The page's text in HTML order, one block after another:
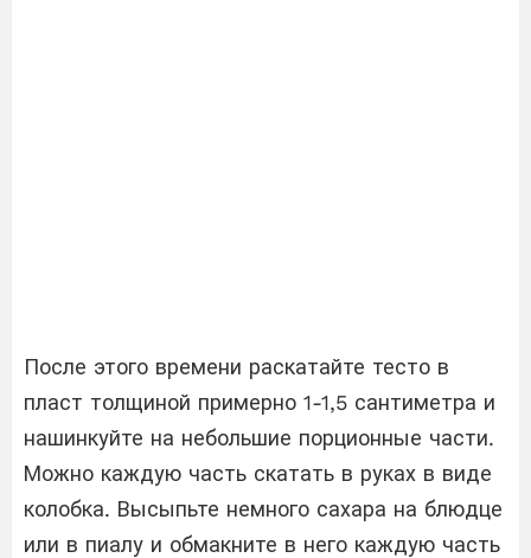
После этого времени раскатайте тесто в
пласт толщиной примерно 1-1,5 сантиметра и
нашинкуйте на небольшие порционные части.
Можно каждую часть скатать в руках в виде
колобка. Высыпьте немного сахара на блюдце
или в пиалу и обмакните в него каждую часть